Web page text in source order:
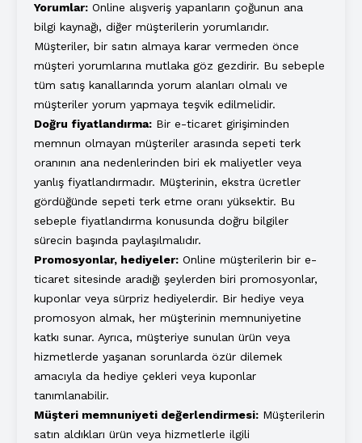
Yorumlar: Online alışveriş yapanların çoğunun ana
bilgi kaynağı, diğer müşterilerin yorumlarıdır.
Müşteriler, bir satın almaya karar vermeden önce
müşteri yorumlarına mutlaka göz gezdirir. Bu sebeple
tüm satış kanallarında yorum alanları olmalı ve
müşteriler yorum yapmaya teşvik edilmelidir.
Doğru fiyatlandırma: Bir e-ticaret girişiminden
memnun olmayan müşteriler arasında sepeti terk
oranının ana nedenlerinden biri ek maliyetler veya
yanlış fiyatlandırmadır. Müşterinin, ekstra ücretler
gördüğünde sepeti terk etme oranı yüksektir. Bu
sebeple fiyatlandırma konusunda doğru bilgiler
sürecin başında paylaşılmalıdır.
Promosyonlar, hediyeler: Online müşterilerin bir e-
ticaret sitesinde aradığı şeylerden biri promosyonlar,
kuponlar veya sürpriz hediyelerdir. Bir hediye veya
promosyon almak, her müşterinin memnuniyetine
katkı sunar. Ayrıca, müşteriye sunulan ürün veya
hizmetlerde yaşanan sorunlarda özür dilemek
amacıyla da hediye çekleri veya kuponlar
tanımlanabilir.
Müşteri memnuniyeti değerlendirmesi: Müşterilerin
satın aldıkları ürün veya hizmetlerle ilgili